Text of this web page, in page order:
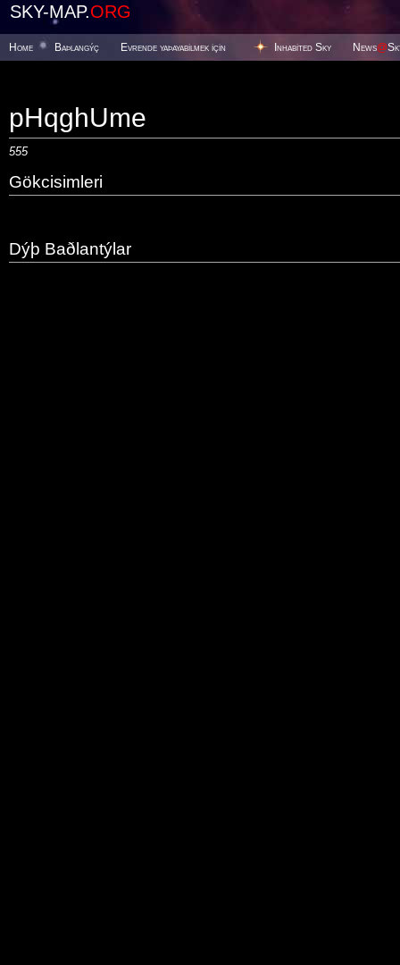
SKY-MAP.ORG
Home Baþlangýç Evrende yaþayabilmek için Inhabited Sky News@
pHqghUme
555
Gökcisimleri
Dýþ Baðlantýlar